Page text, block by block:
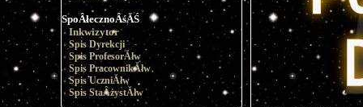
SpoÂłecznoÂśĂŚ
Inkwizytor
Spis Dyrekcji
Spis ProfesorĂłw
Spis PracownikĂłw
Spis UczniĂłw
Spis StaÂżystĂłw